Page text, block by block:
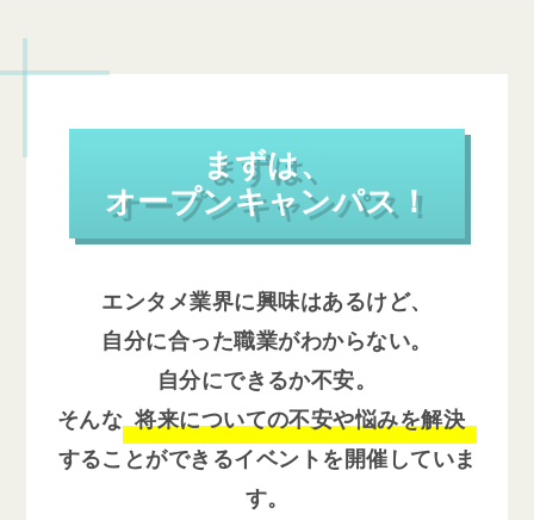
まずは、
オープンキャンパス！
エンタメ業界に興味はあるけど、
自分に合った職業がわからない。
自分にできるか不安。
そんな 将来についての不安や悩みを解決
することができるイベントを開催していま
す。